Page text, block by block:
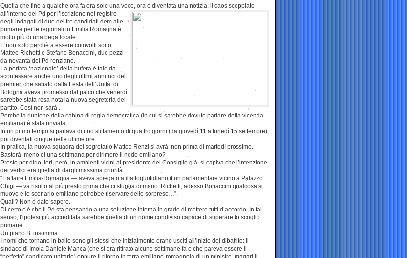
Quella che fino a qualche ora fa era solo una voce, ora è diventata una notizia: il caos scoppiato
all’interno del
Pd per l’iscrizione nel registro
degli indagati di due dei tre candidati dem alle
primarie per le regionali in Emilia Romagna è
molto più di una bega locale.
E non solo perchè a essere coinvolti sono
Matteo Richetti e Stefano Bonaccini, due pezzi
da novanta del Pd renziano.
La portata ‘nazionale’ della bufera è tale da
sconfessare anche uno degli ultimi annunci del
premier, che sabato dalla Festa dell’Unità di
Bologna aveva promesso dal palco che venerdì
sarebbe stata resa nota la nuova segreteria del
partito. Così non sarà .
Perchè la riunione della cabina di regia democratica (in cui si sarebbe dovuto parlare della vicenda
emiliana) è stata rinviata.
In un primo tempo si parlava di uno slittamento di quattro giorni (da giovedì 11 a lunedì 15 settembre),
poi diventati cinque nelle ultime ore.
In pratica, la nuova squadra del segretario Matteo Renzi si avrà non prima di martedì prossimo.
Basterà meno di una settimana per dirimere il nodo emiliano?
Presto per dirlo. Ieri, però, in ambienti vicini al presidente del Consiglio già si capiva che l’intenzione
dei vertici era quella di dargli massima priorità .
“L’affaire Emilia-Romagna — aveva spiegato a ilfattoquotidiano.it un parlamentare vicino a Palazzo
Chigi — va risolto al più presto prima che ci sfugga di mano. Richetti, adesso Bonaccini qualcosa si
muove e lo scenario emiliano potrebbe riservare delle sorprese…”.
Quali? Non è dato sapere.
Di certo c’è che il Pd sta pensando a una soluzione interna in grado di mettere tutti d’accordo. In tal
senso, l’ipotesi più accreditata sarebbe quella di un nome condiviso capace di superare lo scoglio
primarie.
Un piano B, insomma.
I nomi che tornano in ballo sono gli stessi che inizialmente erano usciti all’inizio del dibattito: il
sindaco di Imola Daniele Manca (che si era ritirato alcune settimane fa e che pareva essere il
“perfetto” candidato unitario) oppure il ritorno in terra emiliano-romagnola di un ministro, magari il